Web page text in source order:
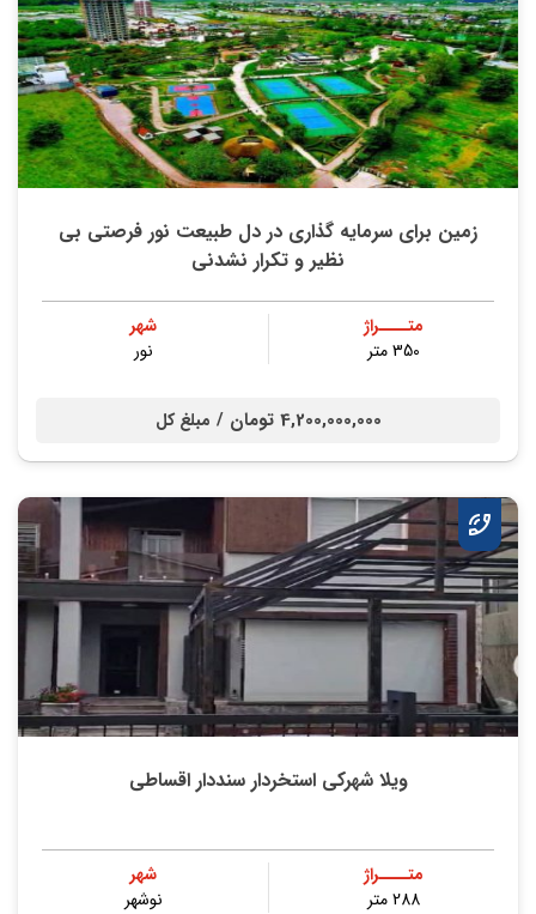
زمین برای سرمایه گذاری در دل طبیعت نور فرصتی بی
نظیر و تکرار نشدنی
متــــراژ
350 متر
شهر
نور
4,200,000,000 تومان / مبلغ کل
ویلا شهرکی استخردار سنددار اقساطی
متــــراژ
288 متر
شهر
نوشهر